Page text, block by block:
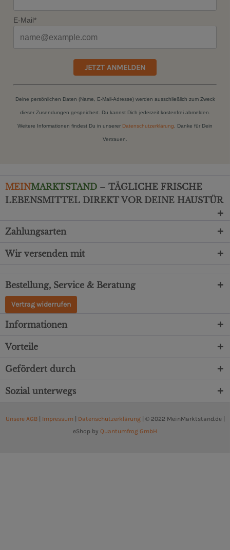
E-Mail*
JETZT ANMELDEN
Deine persönlichen Daten (Name, E-Mail-Adresse) werden ausschließlich zum Zweck
dieser Zusendungen gespeichert. Du kannst Dich jederzeit kostenfrei abmelden.
Weitere Informationen findest Du in unserer Datenschutzerklärung . Danke für Dein
Vertrauen.
MEINMARKTSTAND – TÄGLICHE FRISCHE
LEBENSMITTEL DIREKT VOR DEINE HAUSTÜR
Zahlungsarten
Wir versenden mit
Bestellung, Service & Beratung
Vertrag widerrufen
Informationen
Vorteile
Gefördert durch
Sozial unterwegs
Unsere AGB| Impressum Datenschutzerklärung| © 2022 MeinMarktstand.de |
eShop by Quantumfrog GmbH